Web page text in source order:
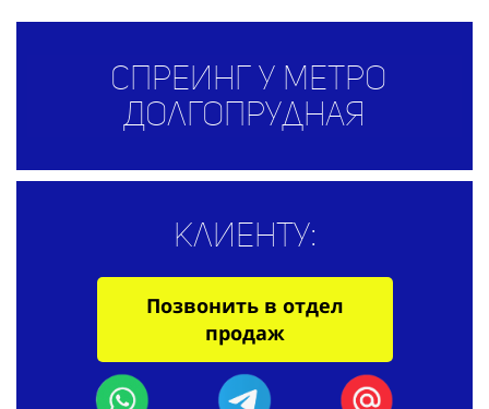
Спреинг у метро
Долгопрудная
Клиенту:
Позвонить в отдел
продаж